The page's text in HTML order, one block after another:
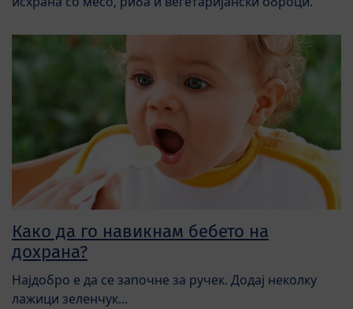
Како да го навикнам бебето на
дохрана?
Најдобро е да се започне за ручек. Додај неколку
лажици зеленчук...